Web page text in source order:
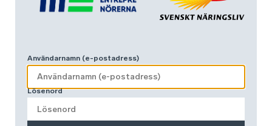
Användarnamn (e-postadress)
Lösenord